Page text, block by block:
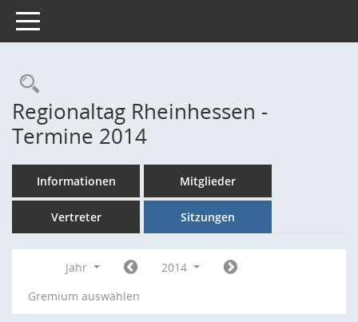
Toggle navigation
Rechercheauswahl
Regionaltag Rheinhessen -
Termine 2014
Informationen Mitglieder
Vertreter Sitzungen
Jahr
2014
Gremium auswählen